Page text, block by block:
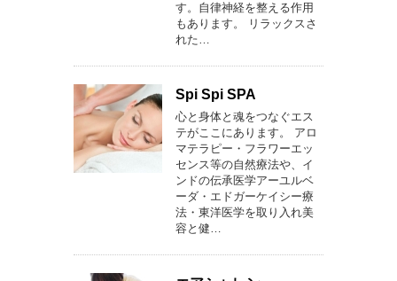
す。自律神経を整える作用
もあります。 リラックスさ
れた…
Spi Spi SPA
心と身体と魂をつなぐエス
テがここにあります。 アロ
マテラピー・フラワーエッ
センス等の自然療法や、イ
ンドの伝承医学アーユルベ
ーダ・エドガーケイシー療
法・東洋医学を取り入れ美
容と健…